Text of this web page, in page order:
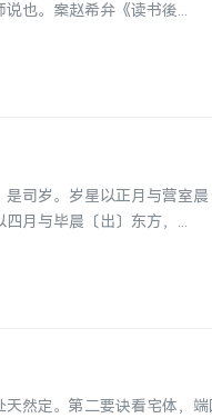
也。案赵希弁《读书後...
司岁。岁星以正月与营室
月与毕晨〔出〕东方，...
然定。第二要诀看宅体，